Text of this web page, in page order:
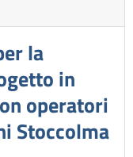
la
in
operatori
Stoccolma